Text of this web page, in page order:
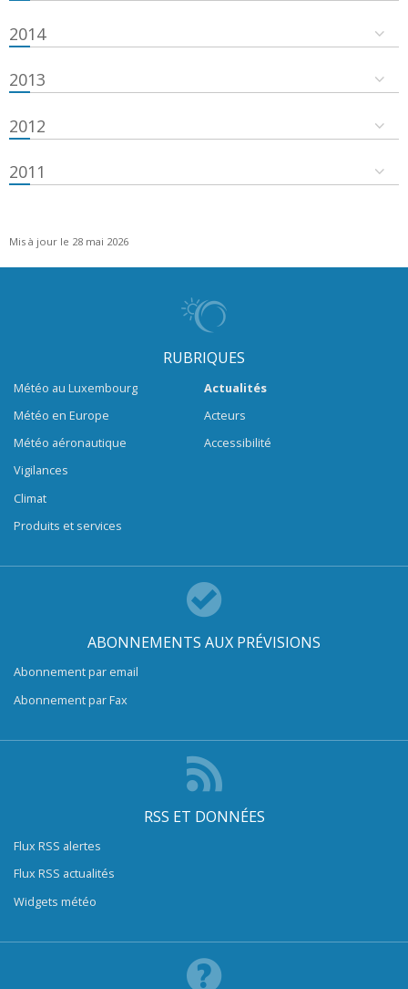
2014
2013
2012
2011
Mis à jour le 28 mai 2026
RUBRIQUES
Météo au Luxembourg
Météo en Europe
Météo aéronautique
Vigilances
Climat
Produits et services
Actualités
Acteurs
Accessibilité
ABONNEMENTS AUX PRÉVISIONS
Abonnement par email
Abonnement par Fax
RSS ET DONNÉES
Flux RSS alertes
Flux RSS actualités
Widgets météo